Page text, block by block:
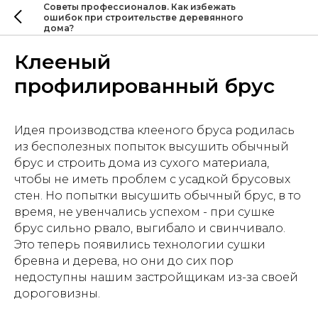
Советы профессионалов. Как избежать
ошибок при строительстве деревянного
дома?
Клееный
профилированный брус
Идея производства клееного бруса родилась
из бесполезных попыток высушить обычный
брус и строить дома из сухого материала,
чтобы не иметь проблем с усадкой брусовых
стен. Но попытки высушить обычный брус, в то
время, не увенчались успехом - при сушке
брус сильно рвало, выгибало и свинчивало.
Это теперь появились технологии сушки
бревна и дерева, но они до сих пор
недоступны нашим застройщикам из-за своей
дороговизны.